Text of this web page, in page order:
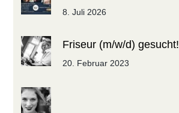
8. Juli 2026
Friseur (m/w/d) gesucht!
20. Februar 2023